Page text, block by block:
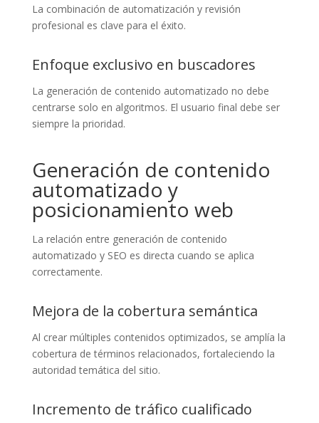
La combinación de automatización y revisión
profesional es clave para el éxito.
Enfoque exclusivo en buscadores
La generación de contenido automatizado no debe
centrarse solo en algoritmos. El usuario final debe ser
siempre la prioridad.
Generación de contenido
automatizado y
posicionamiento web
La relación entre generación de contenido
automatizado y SEO es directa cuando se aplica
correctamente.
Mejora de la cobertura semántica
Al crear múltiples contenidos optimizados, se amplía la
cobertura de términos relacionados, fortaleciendo la
autoridad temática del sitio.
Incremento de tráfico cualificado